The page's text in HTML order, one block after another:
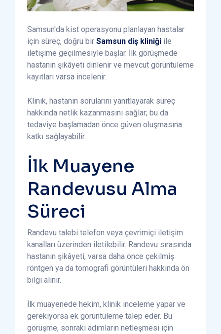
Samsun'da kist operasyonu planlayan hastalar
için süreç, doğru bir Samsun diş kliniği ile
iletişime geçilmesiyle başlar. İlk görüşmede
hastanın şikâyeti dinlenir ve mevcut görüntüleme
kayıtları varsa incelenir.
Klinik, hastanın sorularını yanıtlayarak süreç
hakkında netlik kazanmasını sağlar; bu da
tedaviye başlamadan önce güven oluşmasına
katkı sağlayabilir.
İlk Muayene
Randevusu Alma
Süreci
Randevu talebi telefon veya çevrimiçi iletişim
kanalları üzerinden iletilebilir. Randevu sırasında
hastanın şikâyeti, varsa daha önce çekilmiş
röntgen ya da tomografi görüntüleri hakkında ön
bilgi alınır.
İlk muayenede hekim, klinik inceleme yapar ve
gerekiyorsa ek görüntüleme talep eder. Bu
görüşme, sonraki adımların netleşmesi için